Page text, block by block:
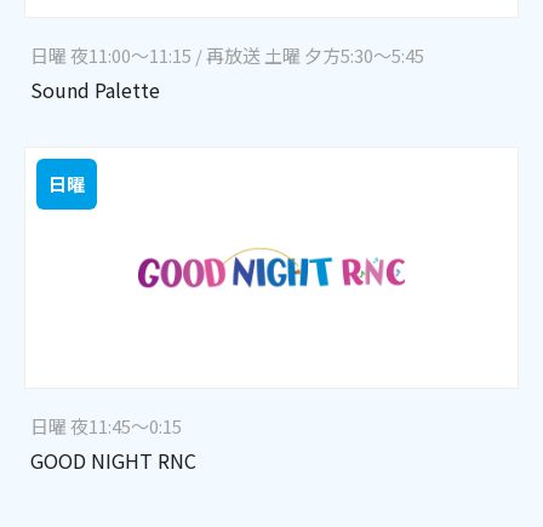
日曜 夜11:00～11:15 / 再放送 土曜 夕方5:30～5:45
Sound Palette
日曜
日曜 夜11:45～0:15
GOOD NIGHT RNC